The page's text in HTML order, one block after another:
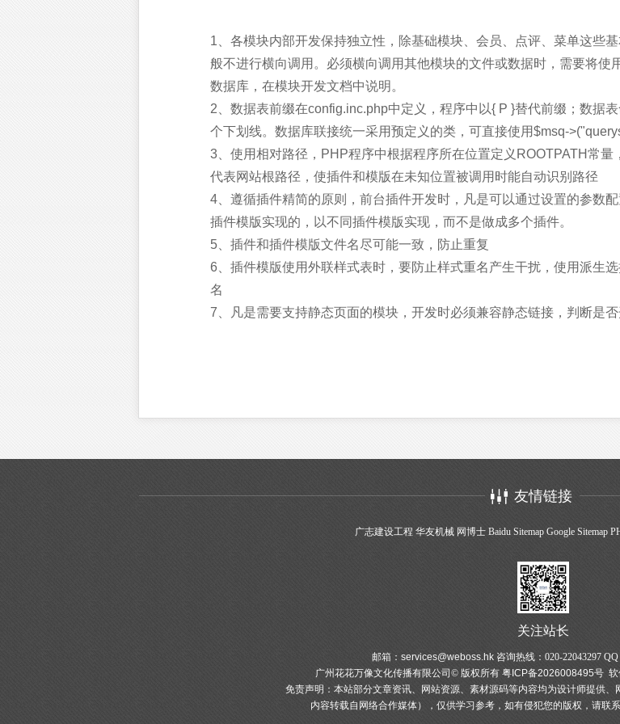
1、各模块内部开发保持独立性，除基础模块、会员、点评、菜单这些
般不进行横向调用。必须横向调用其他模块的文件或数据时，需要将使
数据库，在模块开发文档中说明。
2、数据表前缀在config.inc.php中定义，程序中以{ P }替代前缀；数据
个下划线。数据库联接统一采用预定义的类，可直接使用$msq-
3、使用相对路径，PHP程序中根据程序所在位置定义ROOTPATH常
代表网站根路径，使插件和模版在未知位置被调用时能自动识别路径
4、遵循插件精简的原则，前台插件开发时，凡是可以通过设置的参数
插件模版实现的，以不同插件模版实现，而不是做成多个插件。
5、插件和插件模版文件名尽可能一致，防止重复
6、插件模版使用外联样式表时，要防止样式重名产生干扰，使用派生
名
7、凡是需要支持静态页面的模块，开发时必须兼容静态链接，判断是
友情链接
广志建设工程 华友机械 网博士 Baidu Sitemap Google Sitemap
关注站长
邮箱： services@weboss.hk咨询热线：020-22043297 QQ
广州花花万像文化传播有限公司© 版权所有 粤ICP备2026008495号 软
免责声明：本站部分文章资讯、网站资源、素材源码等内容均为设计师提供
内容转载自网络合作媒体），仅供学习参考，如有侵犯您的版权，请联